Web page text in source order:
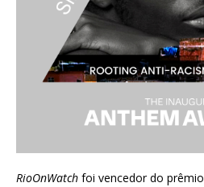
RioOnWatch foi vencedor do prêmio